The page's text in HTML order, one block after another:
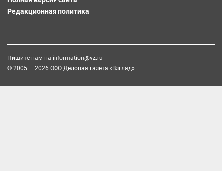
Редакционная политика
Пишите нам на information@vz.ru
© 2005 — 2026 ООО Деловая газета «Взгляд»